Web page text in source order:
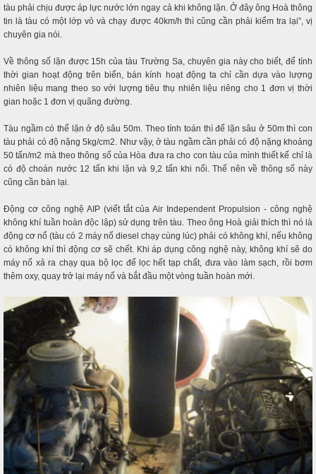
tàu phải chịu được áp lực nước lớn ngay cả khi không lặn. Ở đây ông Hoà thông
tin là tàu có một lớp vỏ và chạy được 40km/h thì cũng cần phải kiểm tra lại”, vị
chuyên gia nói.
Về thông số lặn được 15h của tàu Trường Sa, chuyên gia này cho biết, để tính
thời gian hoạt động trên biển, bán kính hoạt động ta chỉ cần dựa vào lượng
nhiên liệu mang theo so với lượng tiêu thụ nhiên liệu riêng cho 1 đơn vị thời
gian hoặc 1 đơn vị quãng đường.
Tàu ngầm có thể lặn ở độ sâu 50m. Theo tính toán thì để lặn sâu ở 50m thì con
tàu phải có độ nặng 5kg/cm2. Như vậy, ở tàu ngầm cần phải có độ nặng khoảng
50 tấn/m2 mà theo thông số của Hòa đưa ra cho con tàu của mình thiết kế chỉ là
có độ choán nước 12 tấn khi lặn và 9,2 tấn khi nổi. Thế nên về thông số này
cũng cần bàn lại.
Động cơ công nghệ AIP (viết tắt của Air Independent Propulsion - công nghệ
không khí tuần hoàn độc lập) sử dụng trên tàu. Theo ông Hoà giải thích thì nó là
động cơ nổ (tàu có 2 máy nổ diesel chạy cùng lúc) phải có không khí, nếu không
có không khí thì động cơ sẽ chết. Khi áp dụng công nghệ này, không khí sẽ do
máy nổ xả ra chạy qua bộ lọc để lọc hết tạp chất, đưa vào làm sạch, rồi bơm
thêm oxy, quay trở lại máy nổ và bắt đầu một vòng tuần hoàn mới.